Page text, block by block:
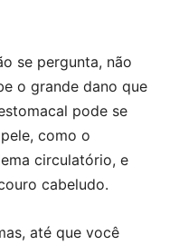
se pergunta, não
o grande dano que
pode se
como o
circulatório, e
cabeludo.
até que você